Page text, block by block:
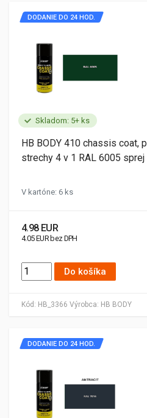
Skladom: 5+ ks
Kód: HB_3366 Výrobca: HB BODY
DODANIE DO 24 HOD.
HB BODY 410 chassis coat,
strechy 4 v 1 RAL 6005
V kartóne: 6 ks
4.98 EUR
4.05 EUR bez DPH
Do košíka
DODANIE DO 24 HOD.